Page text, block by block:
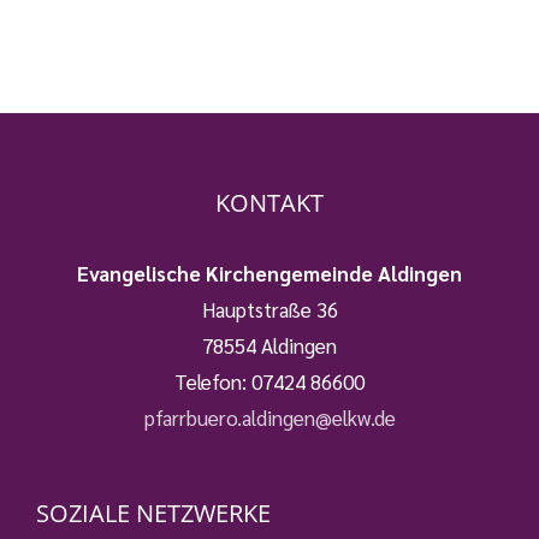
KONTAKT
Evangelische Kirchengemeinde Aldingen
Hauptstraße 36
78554 Aldingen
Telefon: 07424 86600
pfarrbuero.aldingen@elkw.de
SOZIALE NETZWERKE